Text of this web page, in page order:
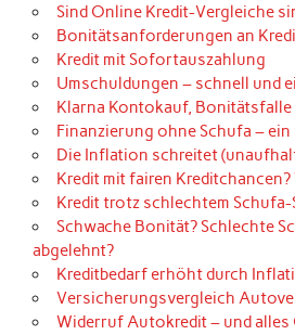
Sind Online Kredit-Vergleiche
Bonitätsanforderungen an
Kredit mit Sofortauszahlung
Umschuldungen – schnell und
Klarna Kontokauf, Bonitätsfalle
Finanzierung ohne Schufa – ein
Die Inflation schreitet
Kredit mit fairen
Kredit trotz schlechtem Schufa-
Schwache Bonität? Schlechte
abgelehnt?
Kreditbedarf erhöht durch
Versicherungsvergleich
Widerruf Autokredit – und alles